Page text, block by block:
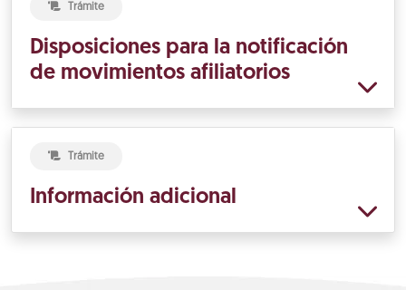
Trámite
Disposiciones para la notificación
de movimientos afiliatorios
Trámite
Información adicional